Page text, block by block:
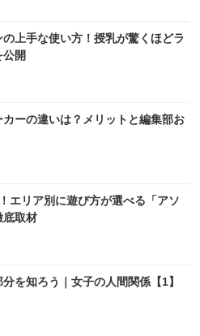
上手な使い方！授乳が驚くほどラ
開
ーの違いは？メリットと編集部お
エリア別に遊び方が選べる「アソ
底取材
分を知ろう｜女子の人間関係【1】